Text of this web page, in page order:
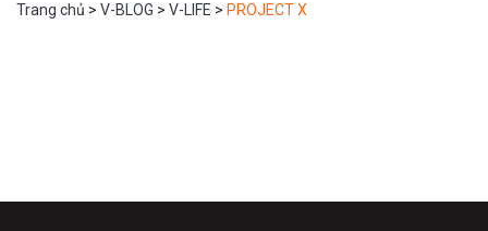
Trang chủ > V-BLOG > V-LIFE > PROJECT X